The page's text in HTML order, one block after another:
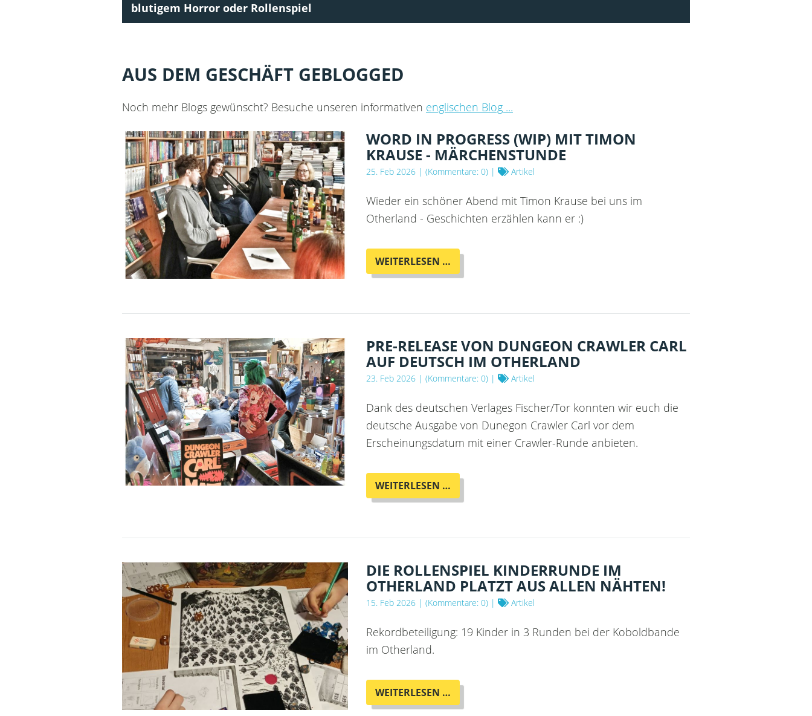
blutigem Horror oder Rollenspiel
AUS DEM GESCHÄFT GEBLOGGED
Noch mehr Blogs gewünscht? Besuche unseren informativen englischen Blog ...
WORD IN PROGRESS (WIP) MIT TIMON
KRAUSE - MÄRCHENSTUNDE
25. Feb 2026 | (Kommentare: 0) | Artikel
Wieder ein schöner Abend mit Timon Krause bei uns im
Otherland - Geschichten erzählen kann er :)
WEITERLESEN …
IN
MIT
KRAUSE
-
MÄRCHENSTUNDE
PRE-RELEASE VON DUNGEON CRAWLER CARL
AUF DEUTSCH IM OTHERLAND
23. Feb 2026 | (Kommentare: 0) | Artikel
Dank des deutschen Verlages Fischer/Tor konnten wir euch die
deutsche Ausgabe von Dunegon Crawler Carl vor dem
Erscheinungsdatum mit einer Crawler-Runde anbieten.
WEITERLESEN …
RELEASE
CRAWLER
AUF
DEUTSCH
IM
OTHERLAND
DIE ROLLENSPIEL KINDERRUNDE IM
OTHERLAND PLATZT AUS ALLEN NÄHTEN!
15. Feb 2026 | (Kommentare: 0) | Artikel
Rekordbeteiligung: 19 Kinder in 3 Runden bei der Koboldbande
im Otherland.
WEITERLESEN …
ROLLENSPIEL